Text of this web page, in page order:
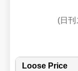
(日
Loose Price